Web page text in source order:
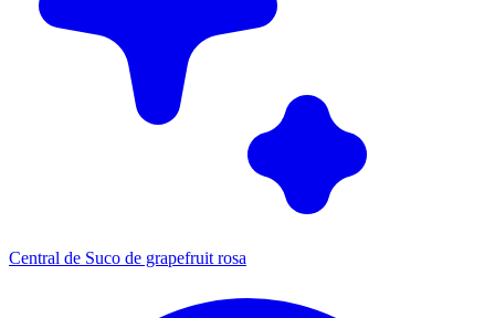
Central de Suco de grapefruit rosa